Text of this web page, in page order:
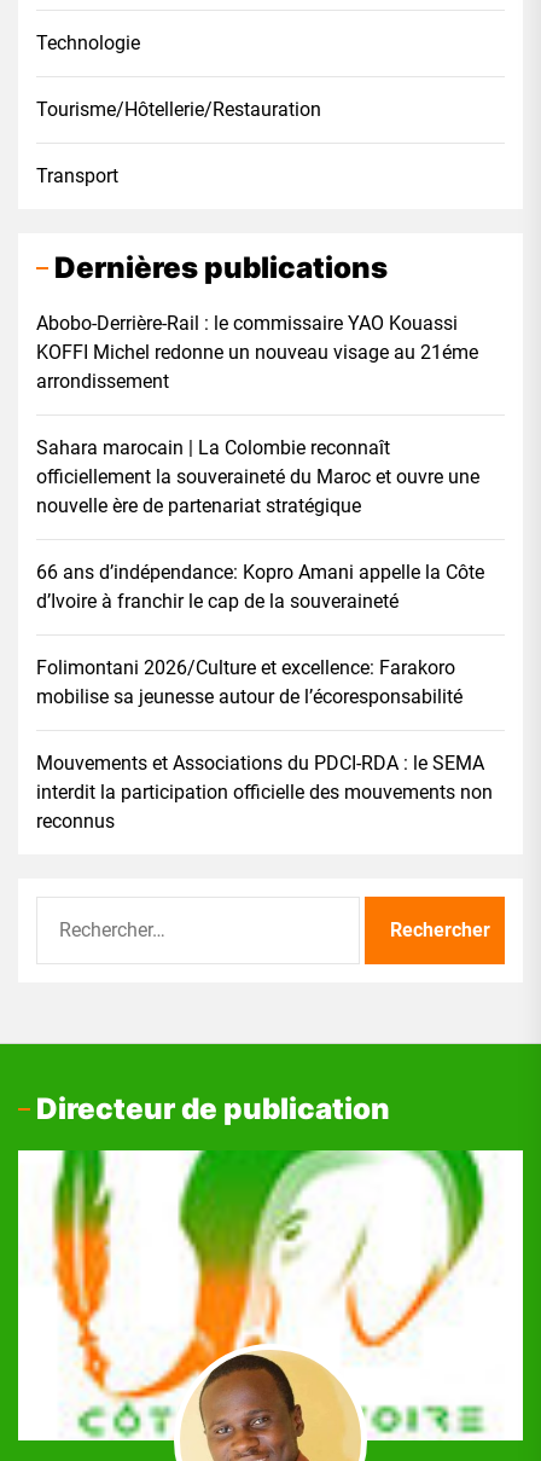
Technologie
Tourisme/Hôtellerie/Restauration
Transport
Dernières publications
Abobo-Derrière-Rail : le commissaire YAO Kouassi
KOFFI Michel redonne un nouveau visage au 21éme
arrondissement
Sahara marocain | La Colombie reconnaît
officiellement la souveraineté du Maroc et ouvre une
nouvelle ère de partenariat stratégique
66 ans d’indépendance: Kopro Amani appelle la Côte
d’Ivoire à franchir le cap de la souveraineté
Folimontani 2026/Culture et excellence: Farakoro
mobilise sa jeunesse autour de l’écoresponsabilité
Mouvements et Associations du PDCI-RDA : le SEMA
interdit la participation officielle des mouvements non
reconnus
Directeur de publication